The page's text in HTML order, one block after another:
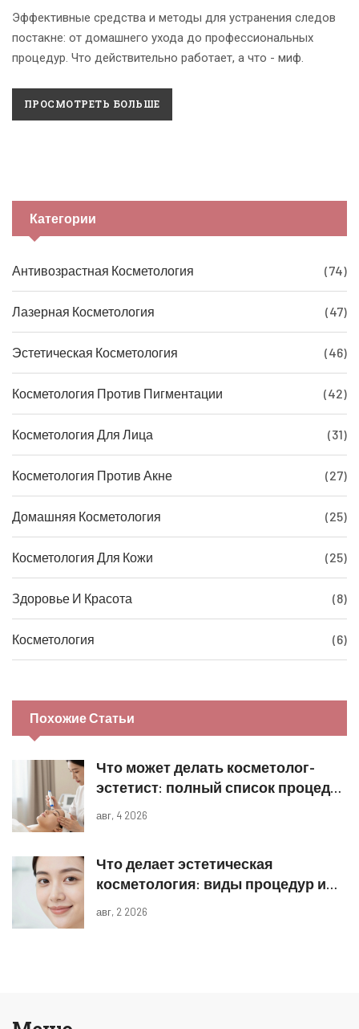
Эффективные средства и методы для устранения следов
постакне: от домашнего ухода до профессиональных
процедур. Что действительно работает, а что - миф.
ПРОСМОТРЕТЬ БОЛЬШЕ
Категории
Антивозрастная Косметология (74)
Лазерная Косметология (47)
Эстетическая Косметология (46)
Косметология Против Пигментации (42)
Косметология Для Лица (31)
Косметология Против Акне (27)
Домашняя Косметология (25)
Косметология Для Кожи (25)
Здоровье И Красота (8)
Косметология (6)
Похожие Статьи
Что может делать косметолог-
эстетист: полный список процедур
и границы компетенций
авг, 4 2026
Что делает эстетическая
косметология: виды процедур и
реальные результаты
авг, 2 2026